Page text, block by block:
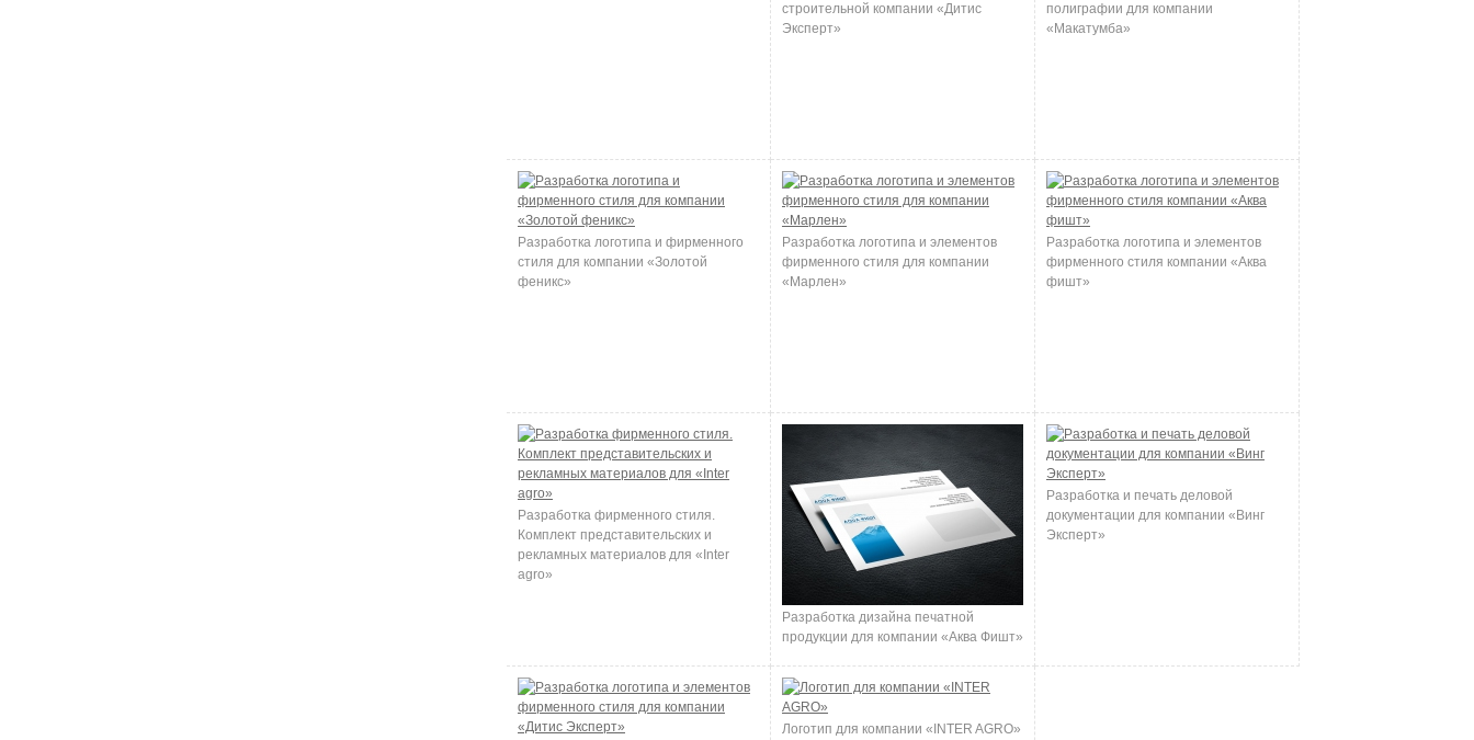
строительной компании «Дитис
Эксперт»
полиграфии для компании
«Макатумба»
Разработка логотипа и фирменного
стиля для компании «Золотой
феникс»
Разработка логотипа и элементов
фирменного стиля для компании
«Марлен»
Разработка логотипа и элементов
фирменного стиля компании «Аква
фишт»
Разработка фирменного стиля.
Комплект представительских и
рекламных материалов для «Inter
agro»
Разработка дизайна печатной
продукции для компании «Аква Фишт»
Разработка и печать деловой
документации для компании «Винг
Эксперт»
Логотип для компании «INTER AGRO»